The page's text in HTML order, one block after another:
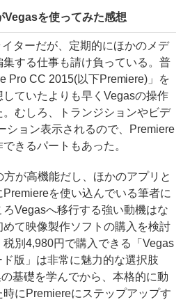
Vegasを使ってみた感想
ターだが、定期的にほかのメデ
集する仕事も請け負っている。普
Pro CC 2015(以下Premiere)」を
ていたよりも早くVegasの操作
むしろ、トランジションやビデ
ション表示されるので、Premiere
きるパートもあった。
が高機能だし、ほかのアプリと
を使い込んでいる筆者に
Vegasへ移行する強い動機はな
て映像製作ソフトの購入を検討
税別4,980円で購入できる「Vegas
版」は非常に魅力的な選択肢
基礎を学んでから、本格的に動
にPremiereにステップアップす